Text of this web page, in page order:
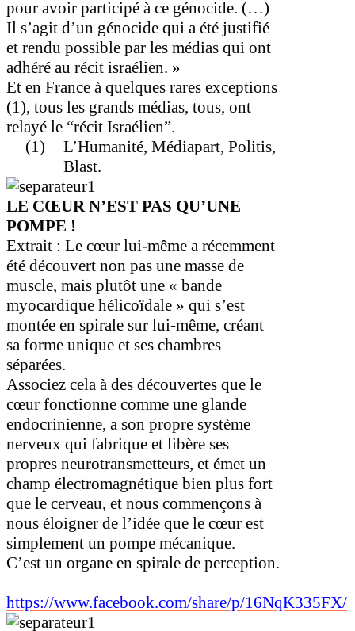
pour avoir participé à ce génocide. (…)
Il s’agit d’un génocide qui a été justifié
et rendu possible par les médias qui ont
adhéré au récit israélien. »
Et en France à quelques rares exceptions
(1), tous les grands médias, tous, ont
relayé le “récit Israélien”.
(1)
L’Humanité, Médiapart, Politis,
Blast.
LE CŒUR N’EST PAS QU’UNE
POMPE !
Extrait : Le cœur lui-même a récemment
été découvert non pas une masse de
muscle, mais plutôt une « bande
myocardique hélicoïdale » qui s’est
montée en spirale sur lui-même, créant
sa forme unique et ses chambres
séparées.
Associez cela à des découvertes que le
cœur fonctionne comme une glande
endocrinienne, a son propre système
nerveux qui fabrique et libère ses
propres neurotransmetteurs, et émet un
champ électromagnétique bien plus fort
que le cerveau, et nous commençons à
nous éloigner de l’idée que le cœur est
simplement un pompe mécanique.
C’est un organe en spirale de perception.
https://www.facebook.com/share/p/16NqK335FX/